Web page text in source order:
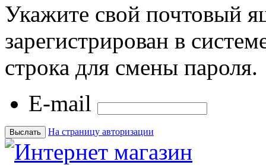
Укажите свой почтовый
зарегистрирован в
строка для смены пароля.
E-mail
На страницу авторизации